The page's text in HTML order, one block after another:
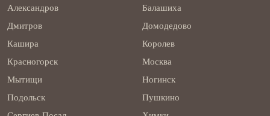
Александров
Балашиха
Дмитров
Домодедово
Кашира
Королев
Красногорск
Москва
Мытищи
Ногинск
Подольск
Пушкино